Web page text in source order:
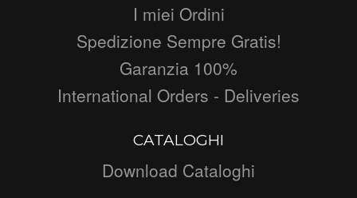
I miei Ordini
Spedizione Sempre Gratis!
Garanzia 100%
International Orders - Deliveries
CATALOGHI
Download Cataloghi